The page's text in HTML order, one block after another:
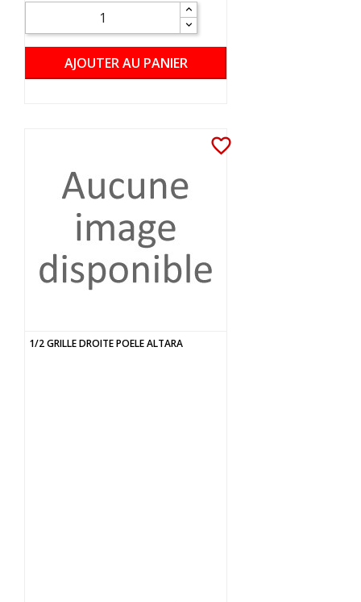
AJOUTER AU PANIER
favorite_border
1/2 GRILLE DROITE POELE ALTARA